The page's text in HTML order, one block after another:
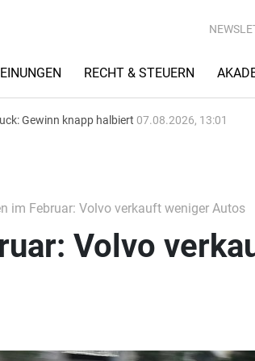
RECHT & STEUERN
Gewinn knapp halbiert 07.08.2026, 13:01
im Februar: Volvo verkauft weniger Autos
Volvo